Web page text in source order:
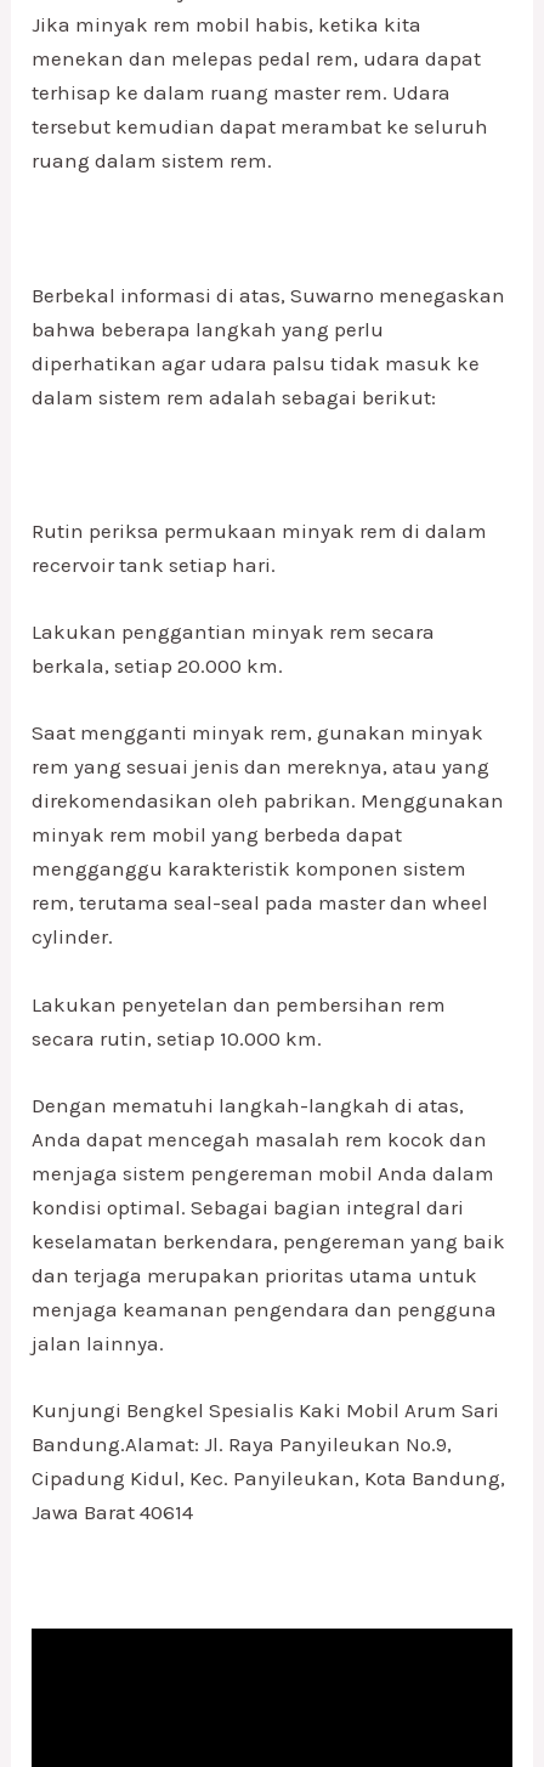
Jika minyak rem mobil habis, ketika kita
menekan dan melepas pedal rem, udara dapat
terhisap ke dalam ruang master rem. Udara
tersebut kemudian dapat merambat ke seluruh
ruang dalam sistem rem.
Berbekal informasi di atas, Suwarno menegaskan
bahwa beberapa langkah yang perlu
diperhatikan agar udara palsu tidak masuk ke
dalam sistem rem adalah sebagai berikut:
Rutin periksa permukaan minyak rem di dalam
recervoir tank setiap hari.
Lakukan penggantian minyak rem secara
berkala, setiap 20.000 km.
Saat mengganti minyak rem, gunakan minyak
rem yang sesuai jenis dan mereknya, atau yang
direkomendasikan oleh pabrikan. Menggunakan
minyak rem mobil yang berbeda dapat
mengganggu karakteristik komponen sistem
rem, terutama seal-seal pada master dan wheel
cylinder.
Lakukan penyetelan dan pembersihan rem
secara rutin, setiap 10.000 km.
Dengan mematuhi langkah-langkah di atas,
Anda dapat mencegah masalah rem kocok dan
menjaga sistem pengereman mobil Anda dalam
kondisi optimal. Sebagai bagian integral dari
keselamatan berkendara, pengereman yang baik
dan terjaga merupakan prioritas utama untuk
menjaga keamanan pengendara dan pengguna
jalan lainnya.
Kunjungi Bengkel Spesialis Kaki Mobil Arum Sari
Bandung.Alamat: Jl. Raya Panyileukan No.9,
Cipadung Kidul, Kec. Panyileukan, Kota Bandung,
Jawa Barat 40614